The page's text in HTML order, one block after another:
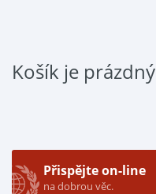
Košík je prázdný
Přispějte on-line
na dobrou věc.